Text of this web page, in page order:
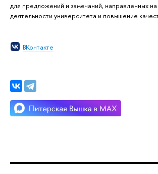
для предложений и замечаний, направленных
деятельности университета и повышение
ВКонтакте